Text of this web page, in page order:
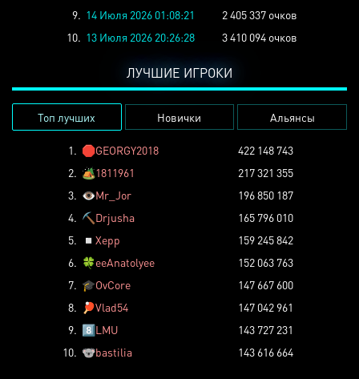
9. 14 Июля 2026 01:08:21
2 405 337 очков
10. 13 Июля 2026 20:26:28 3 410 094 очков
ЛУЧШИЕ ИГРОКИ
Топ лучших Новички Альянсы
1. 🛑GEORGY2018
422 148 743
2. 🏕️1811961
217 321 355
3. 👁️Mr_Jor
196 850 187
4. ⛏️ Drjusha
165 796 010
5.
◽ Xepp
159 245 842
6. 🍀eeAnatolyee
152 063 763
7. 🎓OvCore
147 667 600
8.
🏓Vlad54
147 042 961
9. 8️⃣LMU
143 727 231
10. 🐨bastilia 143 616 664